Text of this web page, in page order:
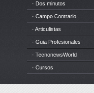
· Dos minutos
· Campo Contrario
· Articulistas
· Guia Profesionales
· TecnonewsWorld
· Cursos